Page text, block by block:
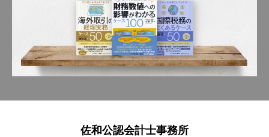
佐和公認会計士事務所